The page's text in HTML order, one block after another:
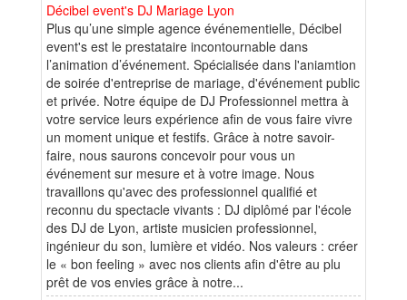
Décibel event's DJ Mariage Lyon
Plus qu’une simple agence événementielle, Décibel
event's est le prestataire incontournable dans
l’animation d’événement. Spécialisée dans l'aniamtion
de soirée d'entreprise de mariage, d'événement public
et privée. Notre équipe de DJ Professionnel mettra à
votre service leurs expérience afin de vous faire vivre
un moment unique et festifs. Grâce à notre savoir-
faire, nous saurons concevoir pour vous un
événement sur mesure et à votre image. Nous
travaillons qu'avec des professionnel qualifié et
reconnu du spectacle vivants : DJ diplômé par l'école
des DJ de Lyon, artiste musicien professionnel,
ingénieur du son, lumière et vidéo. Nos valeurs : créer
le « bon feeling » avec nos clients afin d'être au plu
prêt de vos envies grâce à notre...